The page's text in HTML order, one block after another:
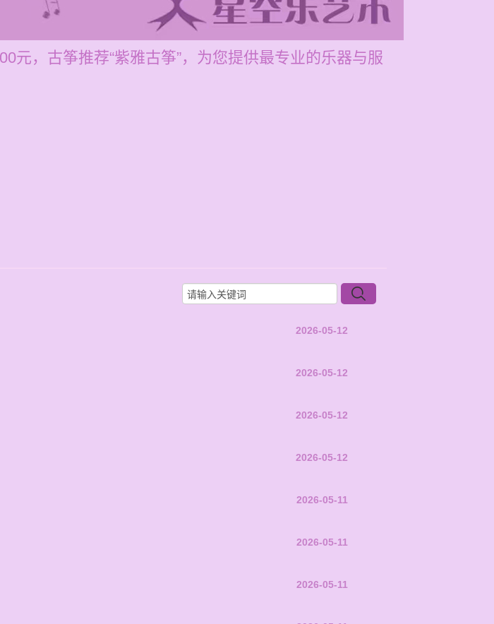
元，古筝推荐“紫雅古筝”，为您提供最专业的乐器与服
2026-05-12
2026-05-12
2026-05-12
2026-05-12
2026-05-11
2026-05-11
2026-05-11